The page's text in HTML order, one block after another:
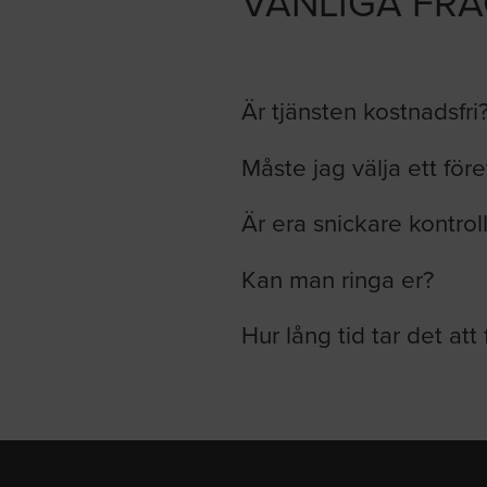
Är tjänsten
Måste jag välja ett
Är era snickare
Kan man ringa er?
Hur lång tid tar det att